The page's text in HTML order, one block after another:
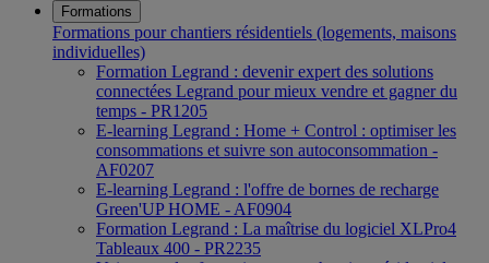
Formations
Formations pour chantiers résidentiels (logements, maisons
individuelles)
Formation Legrand : devenir expert des solutions
connectées Legrand pour mieux vendre et gagner du
temps - PR1205
E-learning Legrand : Home + Control : optimiser les
consommations et suivre son autoconsommation -
AF0207
E-learning Legrand : l'offre de bornes de recharge
Green'UP HOME - AF0904
Formation Legrand : La maîtrise du logiciel XLPro4
Tableaux 400 - PR2235